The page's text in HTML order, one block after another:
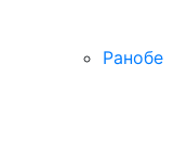
Ранобе